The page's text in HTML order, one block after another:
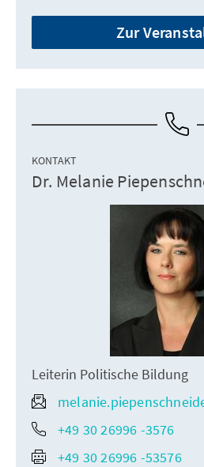
Zur
KONTAKT
Dr. Melanie
Leiterin Politische Bildung
+49 30 26996 -3576
+49 30 26996 -53576